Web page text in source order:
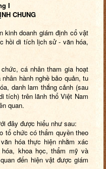
I
CHUNG
kinh doanh giám định cổ vật
hồi di tích lịch sử - văn hóa,
cá nhân tham gia hoạt
hành nghề bảo quản, tu
danh lam thắng cảnh (sau
tích) trên lãnh thổ Việt Nam
quan.
đây được hiểu như sau:
tổ chức có thẩm quyền theo
hóa thực hiện nhằm xác
khoa học, thẩm mỹ và
đến hiện vật được giám